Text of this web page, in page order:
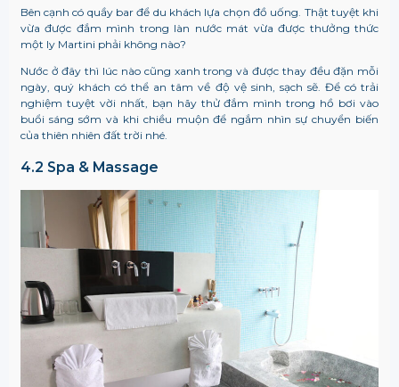
Bên cạnh có quầy bar để du khách lựa chọn đồ uống. Thật tuyệt khi
vừa được đắm mình trong làn nước mát vừa được thưởng thức
một ly Martini phải không nào?
Nước ở đây thì lúc nào cũng xanh trong và được thay đều đặn mỗi
ngày, quý khách có thể an tâm về độ vệ sinh, sạch sẽ. Để có trải
nghiệm tuyệt vời nhất, bạn hãy thử đắm mình trong hồ bơi vào
buổi sáng sớm và khi chiều muộn để ngắm nhìn sự chuyển biến
của thiên nhiên đất trời nhé.
4.2 Spa & Massage